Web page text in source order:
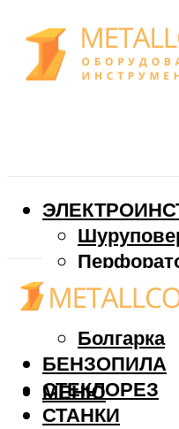
Дрель
Фрезер
Болгарка
БЕНЗОПИЛА
СТЕКЛОРЕЗ
СТАНКИ
МЕНЮ